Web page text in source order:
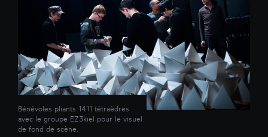
Bénévoles pliants 1411 tétraèdres
avec le groupe EZ3kiel pour le visuel
de fond de scène.